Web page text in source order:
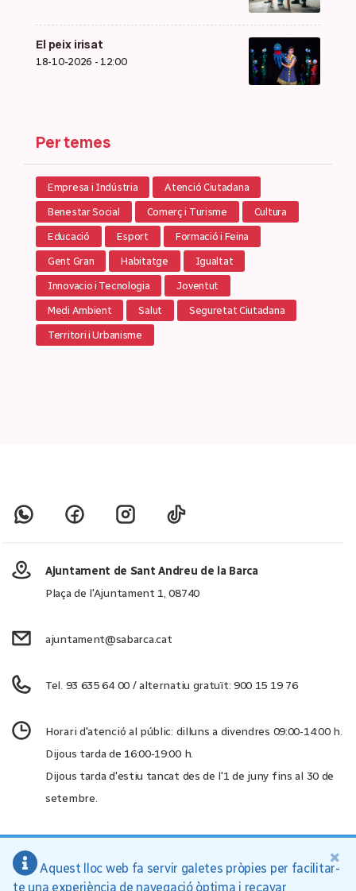
El peix irisat
18-10-2026 - 12:00
Per temes
Empresa i Indústria Atenció Ciutadana
Benestar Social Comerç i Turisme Cultura
Educació Esport Formació i Feina
Gent Gran Habitatge Igualtat
Innovacio i Tecnologia Joventut
Medi Ambient Salut Seguretat Ciutadana
Territori i Urbanisme
Ajuntament de Sant Andreu de la Barca
Plaça de l'Ajuntament 1, 08740
ajuntament@sabarca.cat
Tel. 93 635 64 00 / alternatiu gratuït: 900 15 19 76
Horari d'atenció al públic: dilluns a divendres 09:00-14:00 h.
Dijous tarda de 16:00-19:00 h.
Dijous tarda d'estiu tancat des de l'1 de juny fins al 30 de
setembre.
Ajuntament de Sant Andreu de la Barca, 2026
Aquest lloc web fa servir galetes pròpies per facilitar-
te una experiència de navegació òptima i recavar
×